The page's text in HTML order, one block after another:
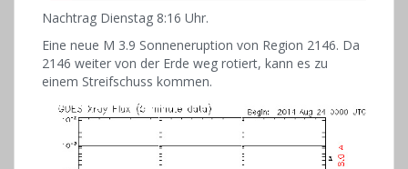
Nachtrag Dienstag 8:16 Uhr.
Eine neue M 3.9 Sonneneruption von Region 2146. Da
2146 weiter von der Erde weg rotiert, kann es zu
einem Streifschuss kommen.